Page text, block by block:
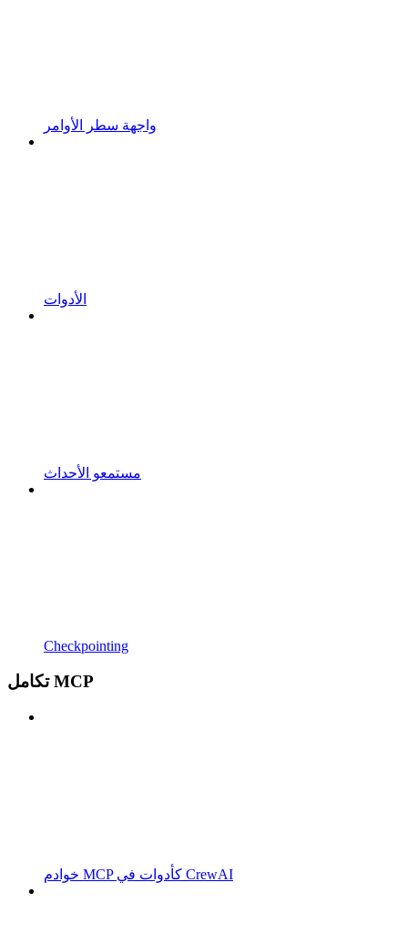
واجهة سطر الأوامر
الأدوات
مستمعو الأحداث
Checkpointing
تكامل MCP
خوادم MCP كأدوات في CrewAI